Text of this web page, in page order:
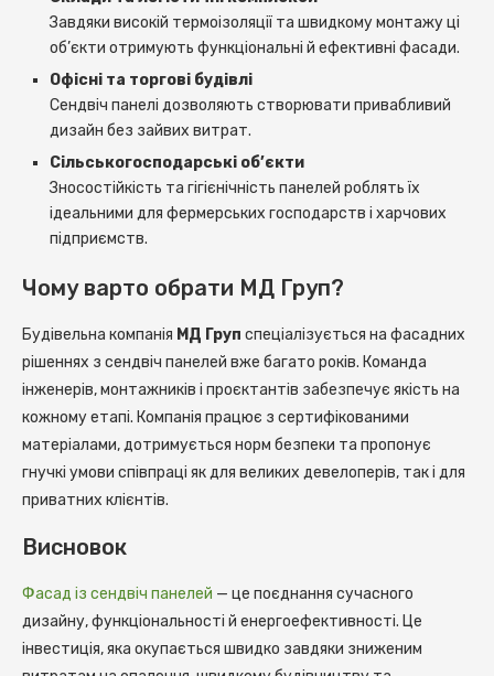
Завдяки високій термоізоляції та швидкому монтажу ці
об’єкти отримують функціональні й ефективні фасади.
Офісні та торгові будівлі
Сендвіч панелі дозволяють створювати привабливий
дизайн без зайвих витрат.
Сільськогосподарські об’єкти
Зносостійкість та гігієнічність панелей роблять їх
ідеальними для фермерських господарств і харчових
підприємств.
Чому варто обрати МД Груп?
Будівельна компанія МД Груп спеціалізується на фасадних
рішеннях з сендвіч панелей вже багато років. Команда
інженерів, монтажників і проєктантів забезпечує якість на
кожному етапі. Компанія працює з сертифікованими
матеріалами, дотримується норм безпеки та пропонує
гнучкі умови співпраці як для великих девелоперів, так і для
приватних клієнтів.
Висновок
Фасад із сендвіч панелей — це поєднання сучасного
дизайну, функціональності й енергоефективності. Це
інвестиція, яка окупається швидко завдяки зниженим